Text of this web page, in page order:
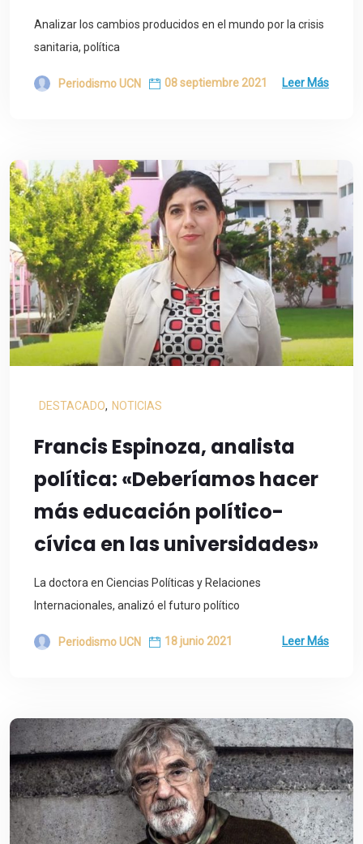
Analizar los cambios producidos en el mundo por la crisis
sanitaria, política
Periodismo UCN 08 septiembre 2021 Leer Más
DESTACADO, NOTICIAS
Francis Espinoza, analista
política: «Deberíamos hacer
más educación político-
cívica en las universidades»
La doctora en Ciencias Políticas y Relaciones
Internacionales, analizó el futuro político
Periodismo UCN 18 junio 2021 Leer Más